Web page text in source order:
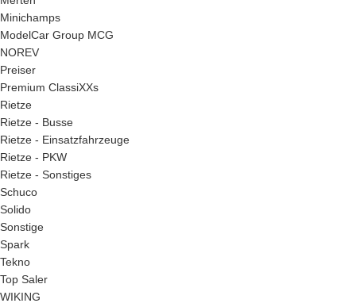
Minichamps
ModelCar Group MCG
NOREV
Preiser
Premium ClassiXXs
Rietze
Rietze - Busse
Rietze - Einsatzfahrzeuge
Rietze - PKW
Rietze - Sonstiges
Schuco
Solido
Sonstige
Spark
Tekno
Top Saler
WIKING